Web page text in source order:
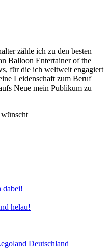
zähle ich zu den besten
Balloon Entertainer of the
für die ich weltweit engagiert
Leidenschaft zum Beruf
Neue mein Publikum zu
dabei!
helau!
Deutschland